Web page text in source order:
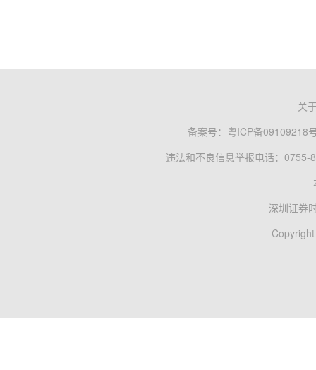
关
备案号： 粤ICP备09109218
违法和不良信息举报电话：0755-
深圳证券